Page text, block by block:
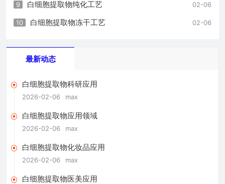
02-06
9 白细胞提取物纯化工艺
02-06
10 白细胞提取物冻干工艺
最新动态
白细胞提取物科研应用
2026-02-06 max
白细胞提取物应用领域
2026-02-06 max
白细胞提取物化妆品应用
2026-02-06 max
白细胞提取物医美应用